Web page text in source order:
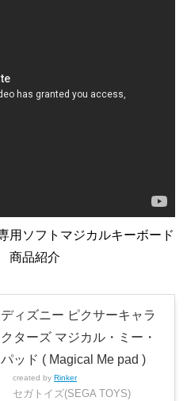
用ソフトマジカルキーボード
商品紹介
ディズニー ピクサーキャラ
クターズ マジカル・ミー・
パッド ( Magical Me pad )
created by Rinker
セガトイズ(SEGA TOYS)